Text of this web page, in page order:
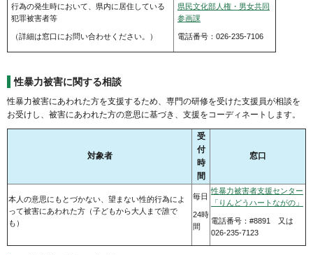
行為の発生時において、県内に居住している
犯罪被害者等
（詳細は窓口にお問い合わせください。）
県民文化部人権・男女共同
参画課
電話番号：026-235-7106
性暴力被害に関する相談
性暴力被害にあわれた方を支援するため、専門の研修を受けた支援員が相談を
お受けし、被害にあわれた方の意思に基づき、支援をコーディネートします。
対象者
受
付
時
間
窓口
本人の意思にもとづかない、望まない性的行為によ
って被害にあわれた方（子どもから大人まで誰で
も）
毎日
24時
間
性暴力被害者支援センター
「りんどうハートながの」
電話番号：#8891 又は
026-235-7123